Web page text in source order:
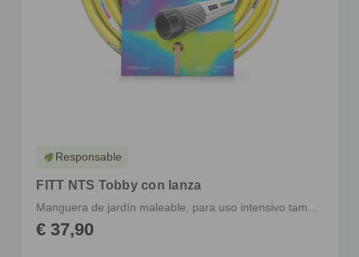
ecoResponsable
FITT NTS Tobby con lanza
Manguera de jardín maleable, para uso intensivo también en agricultura
€ 37,90